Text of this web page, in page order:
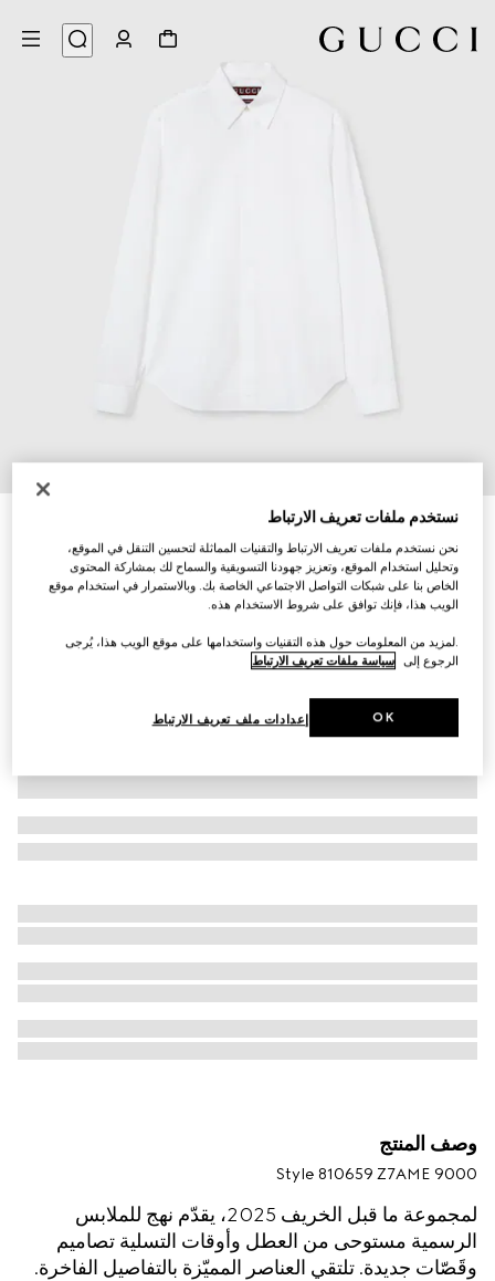
قميص من قطن بوبلين مع تطريز
SAR 3,400
تنويعاتأبيض
وصف المنتج
Style ‎810659 Z7AME 9000
لمجموعة ما قبل الخريف 2025، يقدّم نهج للملابس
الرسمية مستوحى من العطل وأوقات التسلية تصاميم
وقَصّات جديدة. تلتقي العناصر المميّزة بالتفاصيل الفاخرة.
نستخدم ملفات تعريف الارتباط
نحن نستخدم ملفات تعريف الارتباط والتقنيات المماثلة لتحسين التنقل في الموقع،
وتحليل استخدام الموقع، وتعزيز جهودنا التسويقية والسماح لك بمشاركة المحتوى
الخاص بنا على شبكات التواصل الاجتماعي الخاصة بك. وبالاستمرار في استخدام موقع
الويب هذا، فإنك توافق على شروط الاستخدام هذه.
.لمزيد من المعلومات حول هذه التقنيات واستخدامها على موقع الويب هذا، يُرجى
الرجوع إلى سياسة ملفات تعريف الارتباط
إعدادات ملف تعريف الارتباط OK